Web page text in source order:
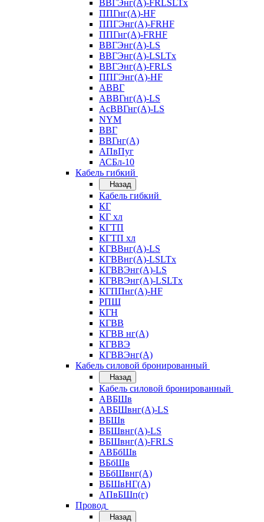
ВВГЭнг(А)-FRLSLTx
ППГнг(А)-HF
ППГЭнг(А)-FRHF
ППГнг(А)-FRHF
ВВГЭнг(А)-LS
ВВГЭнг(А)-LSLTx
ВВГЭнг(А)-FRLS
ППГЭнг(А)-HF
АВВГ
АВВГнг(А)-LS
АсВВГнг(А)-LS
NYM
ВВГ
ВВГнг(А)
АПвПуг
АСБл-10
Кабель гибкий
Назад
Кабель гибкий
КГ
КГ хл
КГТП
КГТП хл
КГВВнг(А)-LS
КГВВнг(А)-LSLTx
КГВВЭнг(А)-LS
КГВВЭнг(А)-LSLTx
КГППнг(А)-HF
РПШ
КГН
КГВВ
КГВВ нг(А)
КГВВЭ
КГВВЭнг(А)
Кабель силовой бронированный
Назад
Кабель силовой бронированный
АВБШв
АВБШвнг(А)-LS
ВБШв
ВБШвнг(А)-LS
ВБШвнг(А)-FRLS
АВБбШв
ВБбШв
ВБбШвнг(А)
ВБШвНГ(А)
АПвБШп(г)
Провод
Назад